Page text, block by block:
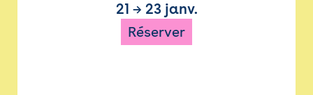
21 → 23 janv.
Réserver